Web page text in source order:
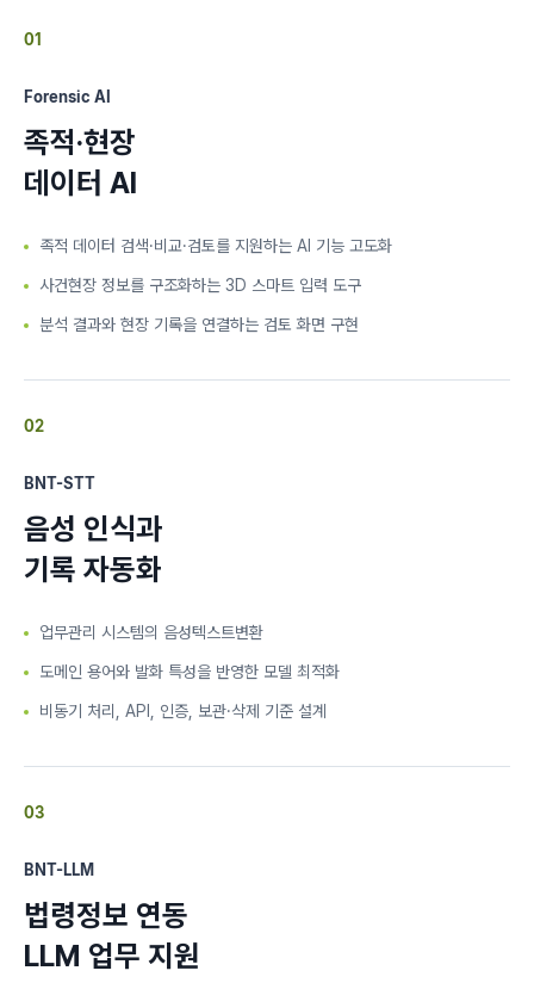
01
Forensic AI
족적·현장
데이터 AI
족적 데이터 검색·비교·검토를 지원하는 AI 기능 고도화
사건현장 정보를 구조화하는 3D 스마트 입력 도구
분석 결과와 현장 기록을 연결하는 검토 화면 구현
02
BNT-STT
음성 인식과
기록 자동화
업무관리 시스템의 음성텍스트변환
도메인 용어와 발화 특성을 반영한 모델 최적화
비동기 처리, API, 인증, 보관·삭제 기준 설계
03
BNT-LLM
법령정보 연동
LLM 업무 지원